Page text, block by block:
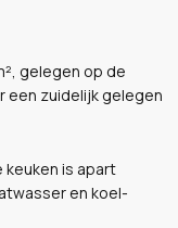
gelegen op de
een zuidelijk gelegen
is apart
en koel-